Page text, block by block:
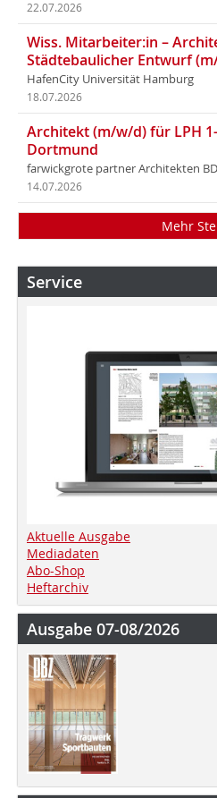
22.07.2026
Wiss. Mitarbeiter:in –
Städtebaulicher Entwurf
HafenCity Universität Hamburg
18.07.2026
Architekt (m/w/d) für LPH
Dortmund
farwickgrote partner Architekten
14.07.2026
Mehr
Service
Aktuelle Ausgabe
Mediadaten
Abo-Shop
Heftarchiv
Ausgabe 07-08/2026